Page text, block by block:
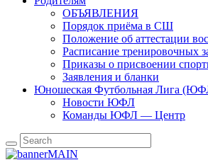
ОБЪЯВЛЕНИЯ
Порядок приёма в СШ
Положение об аттестации
Расписание тренировочных
Приказы о присвоении
Заявления и бланки
Юношеская Футбольная Лига
Новости ЮФЛ
Команды ЮФЛ — Центр